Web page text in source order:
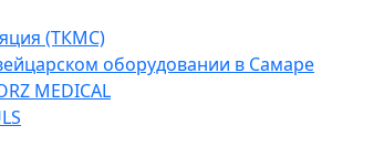
(ТКМС)
оборудовании в Самаре
MEDICAL